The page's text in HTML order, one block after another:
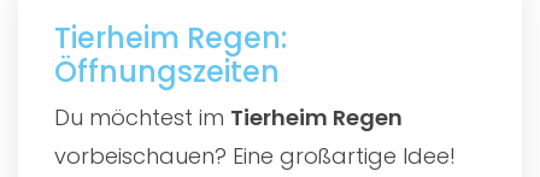
Tierheim Regen:
Öffnungszeiten
Du möchtest im Tierheim Regen
vorbeischauen? Eine großartige Idee!